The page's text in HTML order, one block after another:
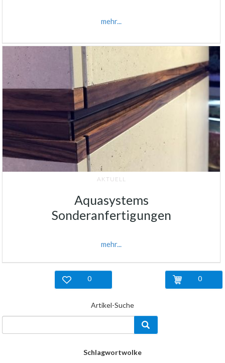
mehr...
AKTUELL
Aquasystems
Sonderanfertigungen
mehr...
0
0
Artikel-Suche
Schlagwortwolke